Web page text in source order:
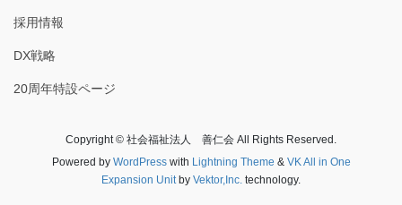
採用情報
DX戦略
20周年特設ページ
Copyright © 社会福祉法人 善仁会 All Rights Reserved.
Powered by WordPresswith Lightning Theme & VK All in One
Expansion Unitby Vektor,Inc. technology.